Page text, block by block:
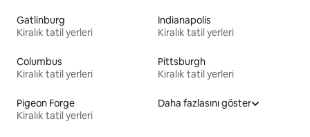
Gatlinburg
Kiralık tatil yerleri
Indianapolis
Kiralık tatil yerleri
Columbus
Kiralık tatil yerleri
Pittsburgh
Kiralık tatil yerleri
Pigeon Forge
Kiralık tatil yerleri
Daha fazlasını göster